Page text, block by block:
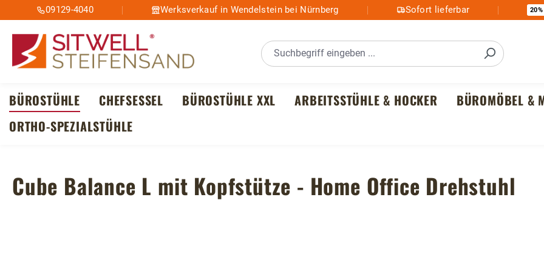
Hauptinhalt springen
Zur Suche springen
Zur Hauptnavigation springen
09129-4040 Werksverkauf in Wendelstein bei Nürnberg Sofort lieferbar 20%
BÜROSTÜHLE CHEFSESSEL BÜROSTÜHLE XXL ARBEITSSTÜHLE & HOCKER BÜROMÖBEL &
ORTHO-SPEZIALSTÜHLE
Cube Balance L mit Kopfstütze - Home Office Drehstuhl